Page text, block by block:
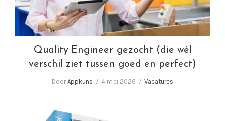
Quality Engineer gezocht (die wél
verschil ziet tussen goed en perfect)
DoorAppkuns 4 mei 2026 Vacatures